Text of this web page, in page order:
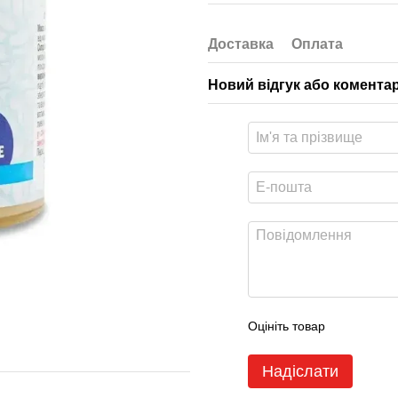
Доставка Оплата
Новий відгук або
Оцініть товар
Надіслати